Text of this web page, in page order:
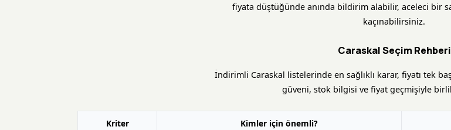
fiyata düştüğünde anında bildirim alabilir, aceleci bir
kaçınabilirsiniz.
Caraskal Seçim Rehberi
İndirimli Caraskal listelerinde en sağlıklı karar, fiyatı tek
güveni, stok bilgisi ve fiyat geçmişiyle
Kriter Kimler için önemli?